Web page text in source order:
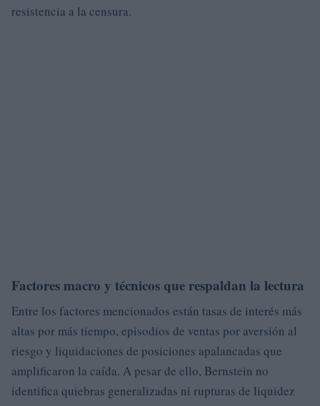
resistencia a la censura.
Factores macro y técnicos que respaldan la lectura
Entre los factores mencionados están tasas de interés más
altas por más tiempo, episodios de ventas por aversión al
riesgo y liquidaciones de posiciones apalancadas que
amplificaron la caída. A pesar de ello, Bernstein no
identifica quiebras generalizadas ni rupturas de liquidez